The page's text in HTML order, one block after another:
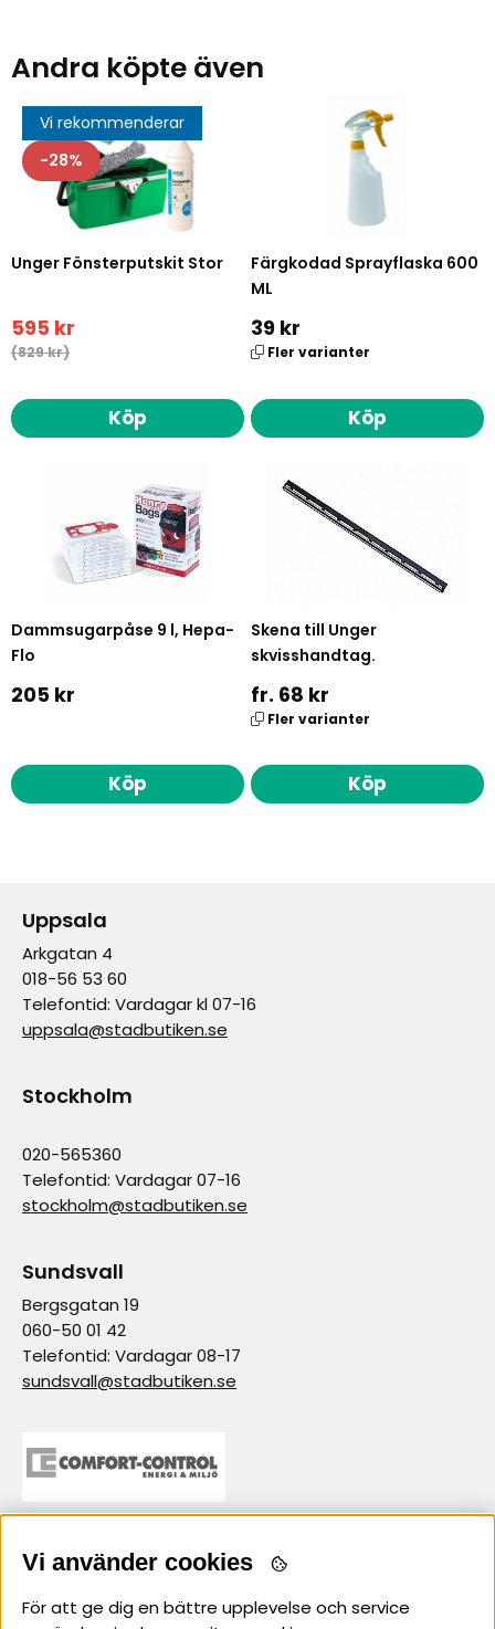
Andra köpte även
Vi rekommenderar
28
Unger Fönsterputskit Stor
595 kr
(829 kr)
Köp
Färgkodad Sprayflaska 600
ML
39 kr
Fler varianter
Köp
Dammsugarpåse 9 l, Hepa-
Flo
205 kr
Köp
Skena till Unger
skvisshandtag.
fr. 68 kr
Fler varianter
Köp
Uppsala
Arkgatan 4
018-56 53 60
Telefontid: Vardagar kl 07-16
uppsala@stadbutiken.se
Stockholm
020-565360
Telefontid: Vardagar 07-16
stockholm@stadbutiken.se
Sundsvall
Bergsgatan 19
060-50 01 42
Telefontid: Vardagar 08-17
sundsvall@stadbutiken.se
samarbetspartner
Vi använder cookies
För att ge dig en bättre upplevelse och service